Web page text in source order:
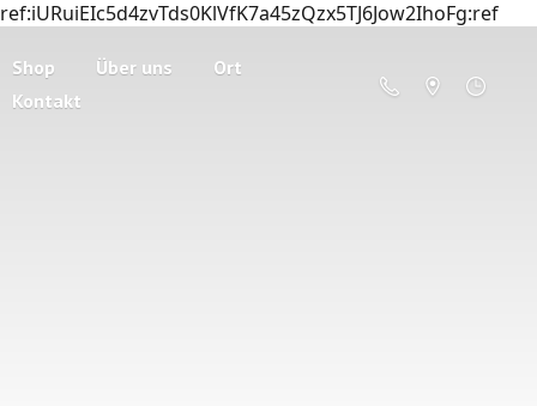
ref:iURuiEIc5d4zvTds0KlVfK7a45zQzx5TJ6Jow2IhoFg:ref
Shop Über uns
Ort
Kontakt